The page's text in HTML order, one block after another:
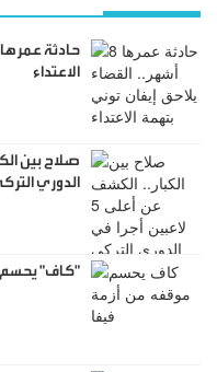
الاعتداء
الدوري
"كاف" يحسم